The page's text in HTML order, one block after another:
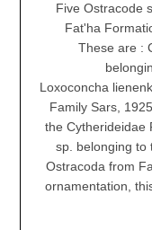
Five Ostracode
Fat'ha
These are :
Loxoconcha
Family Sars,
the Cytherideidae
sp. belonging to
Ostracoda from
ornamentation,